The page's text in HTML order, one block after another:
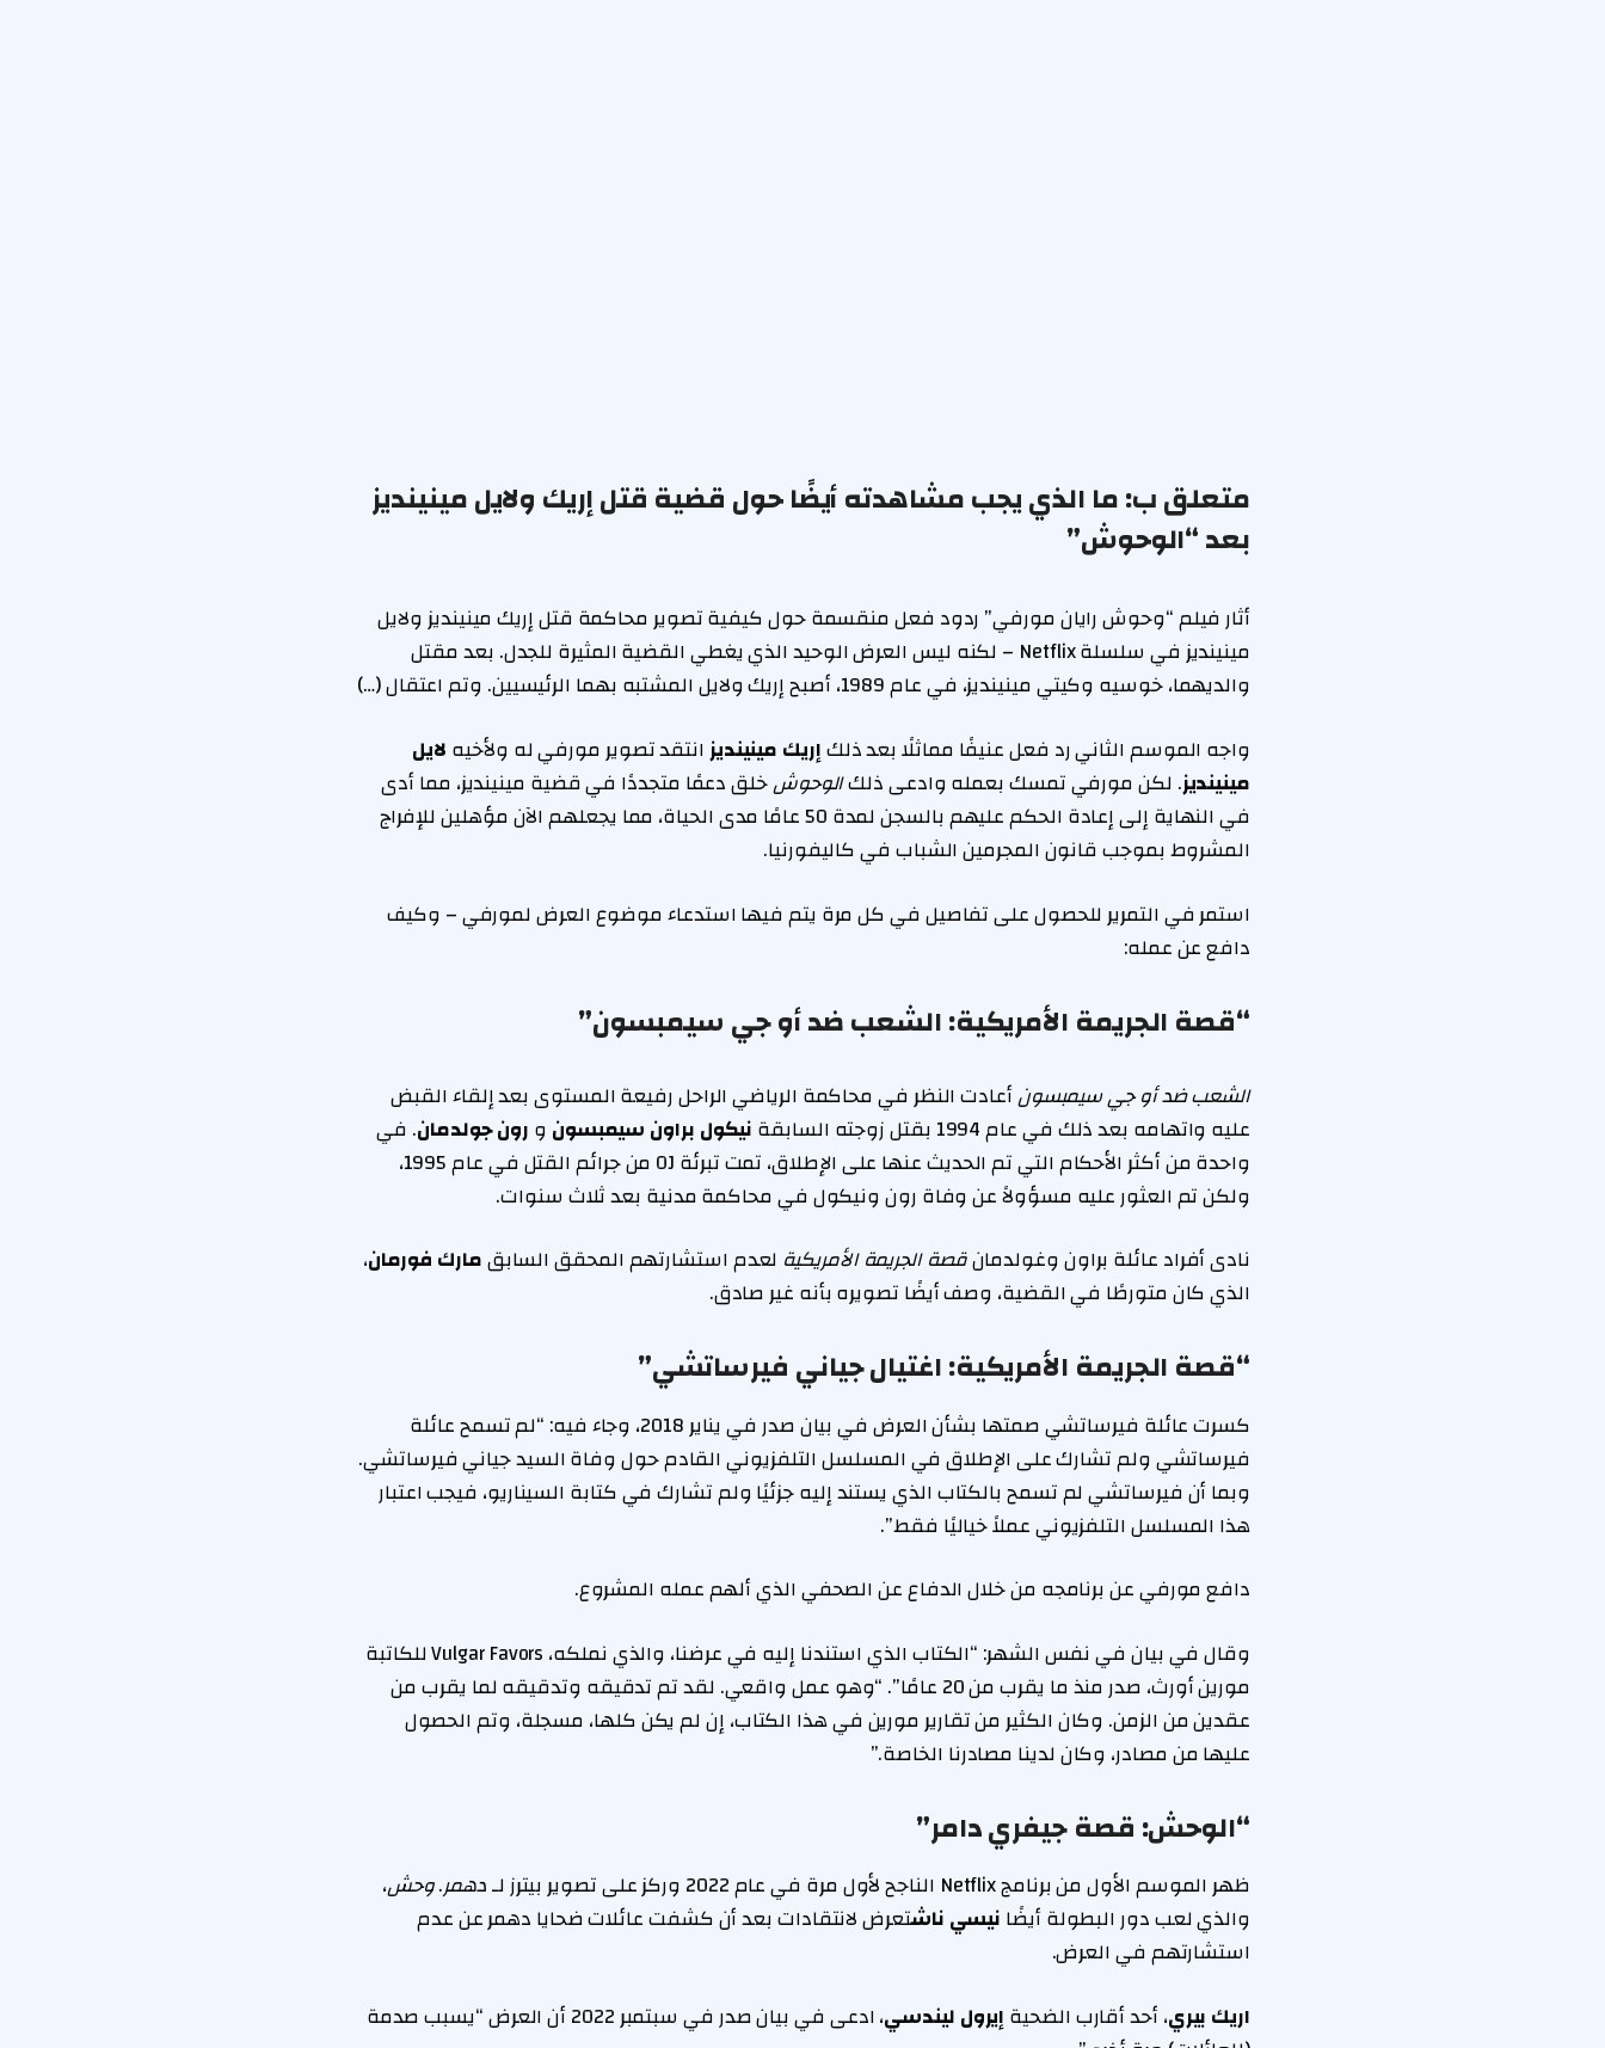
متعلق ب:ما الذي يجب مشاهدته أيضًا حول قضية قتل إريك ولايل مينينديز
بعد “الوحوش”
أثار فيلم “وحوش رايان مورفي” ردود فعل منقسمة حول كيفية تصوير محاكمة قتل إريك مينينديز ولايل
مينينديز في سلسلة Netflix – لكنه ليس العرض الوحيد الذي يغطي القضية المثيرة للجدل. بعد مقتل
والديهما، خوسيه وكيتي مينينديز، في عام 1989، أصبح إريك ولايل المشتبه بهما الرئيسيين. وتم اعتقال (…)
واجه الموسم الثاني رد فعل عنيفًا مماثلًا بعد ذلكإريك مينينديز انتقد تصوير مورفي له ولأخيه لايل
مينينديز. لكن مورفي تمسك بعمله وادعى ذلكالوحوشخلق دعمًا متجددًا في قضية مينينديز، مما أدى
في النهاية إلى إعادة الحكم عليهم بالسجن لمدة 50 عامًا مدى الحياة، مما يجعلهم الآن مؤهلين للإفراج
المشروط بموجب قانون المجرمين الشباب في كاليفورنيا.
استمر في التمرير للحصول على تفاصيل في كل مرة يتم فيها استدعاء موضوع العرض لمورفي – وكيف
دافع عن عمله:
“قصة الجريمة الأمريكية: الشعب ضد أو جي سيمبسون”
الشعب ضد أو جي سيمبسونأعادت النظر في محاكمة الرياضي الراحل رفيعة المستوى بعد إلقاء القبض
عليه واتهامه بعد ذلك في عام 1994 بقتل زوجته السابقة
نيكول براون سيمبسون و رون جولدمان. في
واحدة من أكثر الأحكام التي تم الحديث عنها على الإطلاق، تمت تبرئة OJ من جرائم القتل في عام 1995،
ولكن تم العثور عليه مسؤولاً عن وفاة رون ونيكول في محاكمة مدنية بعد ثلاث سنوات.
نادى أفراد عائلة براون وغولدمانقصة الجريمة الأمريكية لعدم استشارتهم المحقق السابقمارك فورمان،
الذي كان متورطًا في القضية، وصف أيضًا تصويره بأنه غير صادق.
“قصة الجريمة الأمريكية: اغتيال جياني فيرساتشي”
كسرت عائلة فيرساتشي صمتها بشأن العرض في بيان صدر في يناير 2018، وجاء فيه: “لم تسمح عائلة
فيرساتشي ولم تشارك على الإطلاق في المسلسل التلفزيوني القادم حول وفاة السيد جياني فيرساتشي.
وبما أن فيرساتشي لم تسمح بالكتاب الذي يستند إليه جزئيًا ولم تشارك في كتابة السيناريو، فيجب اعتبار
هذا المسلسل التلفزيوني عملاً خياليًا فقط”.
دافع مورفي عن برنامجه من خلال الدفاع عن الصحفي الذي ألهم عمله المشروع.
وقال في بيان في نفس الشهر: “الكتاب الذي استندنا إليه في عرضنا، والذي نملكه، Vulgar Favors للكاتبة
مورين أورث، صدر منذ ما يقرب من 20 عامًا”. “وهو عمل واقعي. لقد تم تدقيقه وتدقيقه لما يقرب من
عقدين من الزمن. وكان الكثير من تقارير مورين في هذا الكتاب، إن لم يكن كلها، مسجلة، وتم الحصول
عليها من مصادر، وكان لدينا مصادرنا الخاصة.”
“الوحش: قصة جيفري دامر”
ظهر الموسم الأول من برنامج Netflix الناجح لأول مرة في عام 2022 وركز على تصوير بيترز لـ دهمر.وحش،
والذي لعب دور البطولة أيضًا نيسي ناشتعرض لانتقادات بعد أن كشفت عائلات ضحايا دهمر عن عدم
استشارتهم في العرض.
اريك بيري، أحد أقارب الضحية إيرول ليندسي
، ادعى في بيان صدر في سبتمبر 2022 أن العرض “يسبب صدمة